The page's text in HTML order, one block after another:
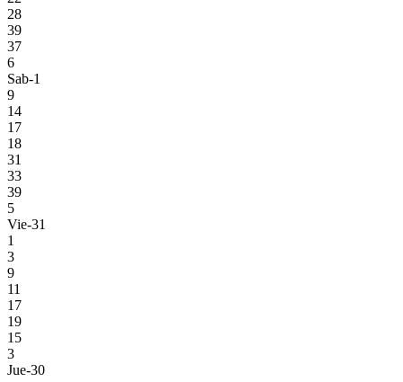
28
39
37
6
Sab-1
9
14
17
18
31
33
39
5
Vie-31
1
3
9
11
17
19
15
3
Jue-30